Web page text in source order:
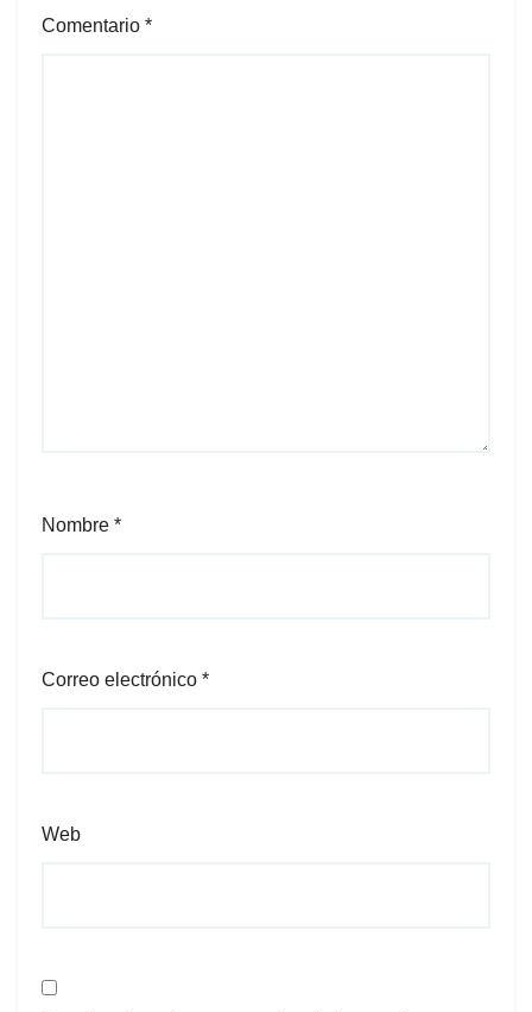
Comentario *
Nombre *
Correo electrónico *
Web